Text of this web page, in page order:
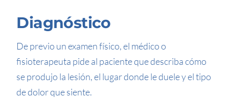
Diagnóstico
De previo un examen físico, el médico o
fisioterapeuta pide al paciente que describa cómo
se produjo la lesión, el lugar donde le duele y el tipo
de dolor que siente.